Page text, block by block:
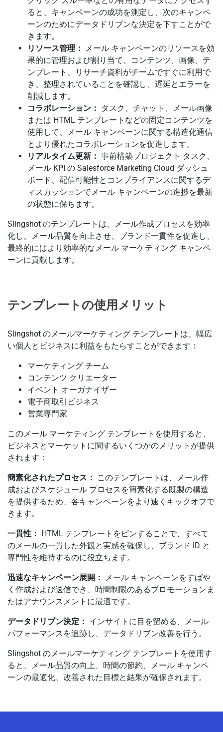
ると、キャンペーンの成功を測定し、次のキャンペ
ーンのためにデータドリブンな決定を下すことがで
きます。
リソース管理：
メール キャンペーンのリソースを効
果的に管理および割り当て、コンテンツ、画像、テ
ンプレート、リサーチ資料がチームですぐに利用で
き、整理されていることを確認し、遅延とエラーを
削減します。
コラボレーション：
タスク、チャット、メール画像
または HTML テンプレートなどの固定コンテンツを
使用して、メール キャンペーンに関する構造化通信
とより優れたコラボレーションを促進します。
リアルタイム更新： 事前構築プロジェクト タスク、
メール KPI の Salesforce Marketing Cloud ダッシュ
ボード、配信可能性とコンプライアンスに関するデ
ィスカッションでメール キャンペーンの進捗を最新
の状態に保ちます。
Slingshot のテンプレートは、メール作成プロセスを効率
化し、メール品質を向上させ、ブランド一貫性を促進し、
最終的にはより効率的なメール マーケティング キャンペ
ーンに貢献します。
テンプレートの使用メリット
Slingshot のメールマーケティング テンプレートは、幅広
い個人とビジネスに利益をもたらすことができます：
マーケティング チーム
コンテンツ クリエーター
イベント オーガナイザー
電子商取引ビジネス
営業専門家
このメール マーケティング テンプレートを使用すると、
ビジネスとマーケットに関するいくつかのメリットが提供
されます：
簡素化されたプロセス：
このテンプレートは、メール作
成およびスケジュール プロセスを簡素化する既製の構造
を提供するため、各キャンペーンをより速くキックオフで
きます。
一貫性： HTML テンプレートをピンすることで、すべて
のメールの一貫した外観と実感を確保し、ブランド ID と
専門性を維持するのに役立ちます。
迅速なキャンペーン展開：
メール キャンペーンをすばや
く作成および送信でき、時間制限のあるプロモーションま
たはアナウンスメントに最適です。
データドリブン決定： インサイトに目を留める、メール
パフォーマンスを追跡し、データドリブン改善を行う。
Slingshot のメールマーケティング テンプレートを使用す
ると、メール品質の向上、時間の節約、メール キャンペ
ーンの最適化、改善された目標と結果が確保されます。